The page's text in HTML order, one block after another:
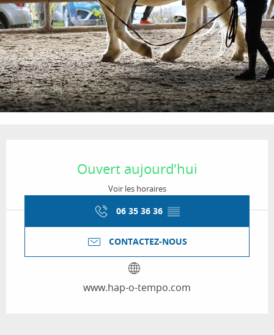
Ouvert aujourd'hui
Voir les horaires
06 35 36 36 ▒▒
CONTACTEZ-NOUS
www.hap-o-tempo.com